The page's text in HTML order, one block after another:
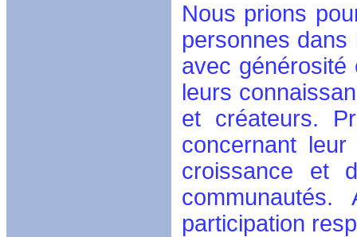
Nous prions
personnes dans
avec générosité
leurs
et créateurs.
concernant
croissance et
participation